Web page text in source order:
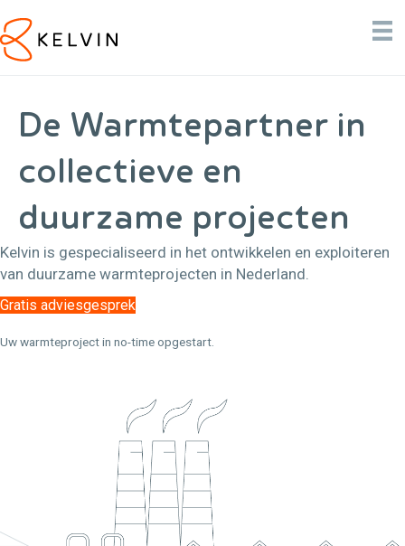
De Warmtepartner in
collectieve en
duurzame projecten
Kelvin is gespecialiseerd in het ontwikkelen en exploiteren
van duurzame warmteprojecten in Nederland.
Gratis adviesgesprek
Uw warmteproject in no-time opgestart.